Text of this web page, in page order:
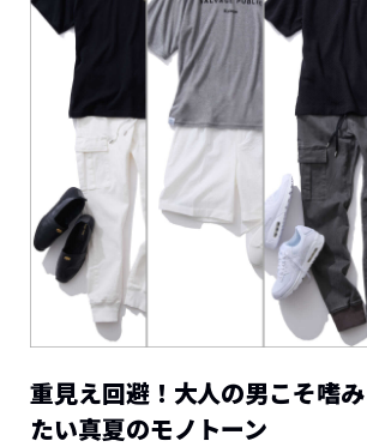
重見え回避！大人の男こそ嗜み
たい真夏のモノトーン